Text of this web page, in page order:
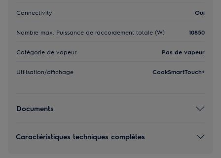
Connectivity Oui
Nombre max. Puissance de raccordement totale (W) 10850
Catégorie de vapeur Pas de vapeur
Utilisation/affichage CookSmartTouch+
Documents
Caractéristiques techniques complètes